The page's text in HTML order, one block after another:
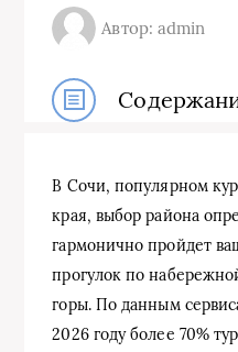
Автор: admin
В Сочи, популярном
края, выбор района
гармонично пройдет
прогулок по
горы. По данным
2026 году более 70%